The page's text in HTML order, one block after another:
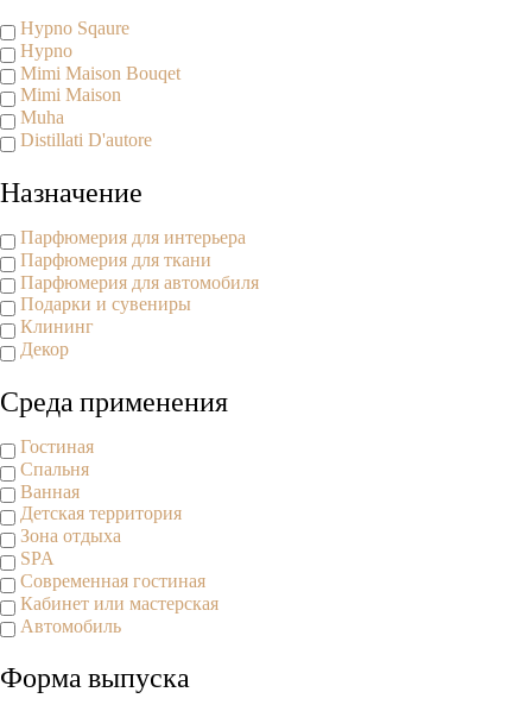
Hypno Sqaure
Hypno
Mimi Maison Bouqet
Mimi Maison
Muha
Distillati D'autore
Назначение
Парфюмерия для интерьера
Парфюмерия для ткани
Парфюмерия для автомобиля
Подарки и сувениры
Клининг
Декор
Среда применения
Гостиная
Спальня
Ванная
Детская территория
Зона отдыха
SPA
Современная гостиная
Кабинет или мастерская
Автомобиль
Форма выпуска